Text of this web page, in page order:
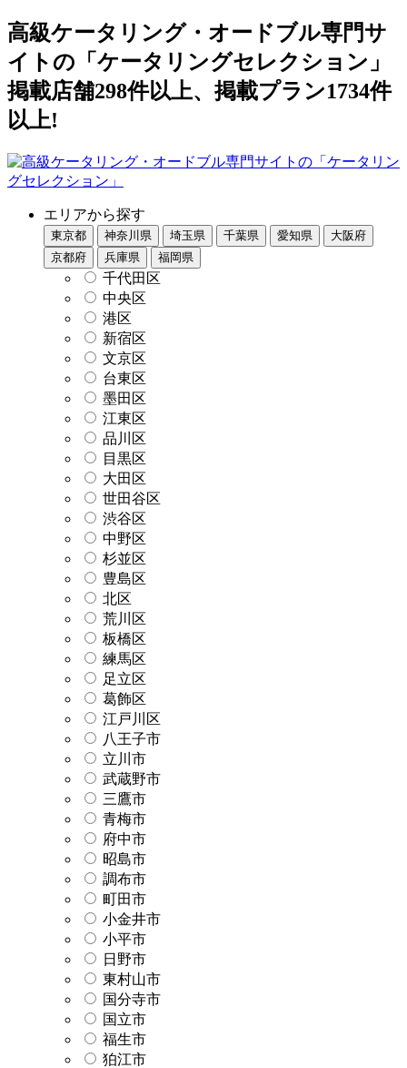
高級ケータリング・オードブル専門サ
イトの「ケータリングセレクション」
掲載店舗298件以上、掲載プラン1734件
以上!
エリアから探す
東京都 神奈川県 埼玉県 千葉県 愛知県
大阪府
京都府
兵庫県 福岡県
千代田区
中央区
港区
新宿区
文京区
台東区
墨田区
江東区
品川区
目黒区
大田区
世田谷区
渋谷区
中野区
杉並区
豊島区
北区
荒川区
板橋区
練馬区
足立区
葛飾区
江戸川区
八王子市
立川市
武蔵野市
三鷹市
青梅市
府中市
昭島市
調布市
町田市
小金井市
小平市
日野市
東村山市
国分寺市
国立市
福生市
狛江市